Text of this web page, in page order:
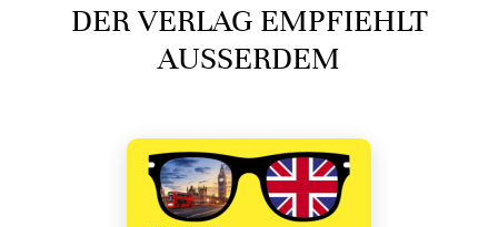
DER VERLAG EMPFIEHLT
AUSSERDEM